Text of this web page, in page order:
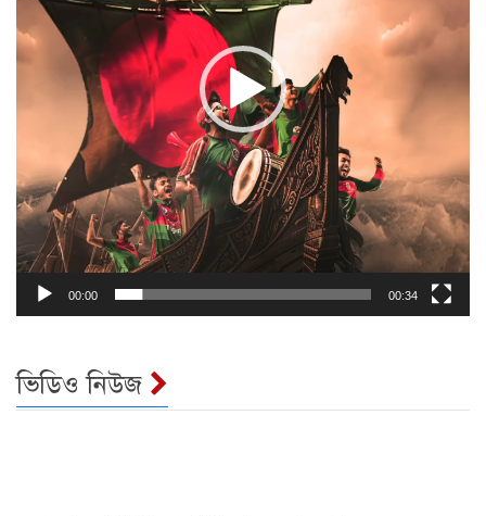
00:00 00:34
ভিডিও নিউজ